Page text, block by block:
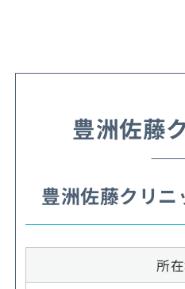
豊洲佐藤
豊洲佐藤クリ
所